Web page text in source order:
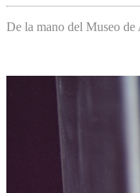
De la mano del Museo